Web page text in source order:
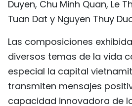
Duyen, Chu Minh Quan, Le
Tuan Dat y Nguyen Thuy
Las composiciones
diversos temas de la vida
especial la capital
transmiten mensajes
capacidad innovadora de